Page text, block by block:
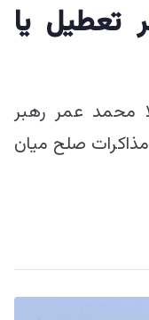
یا
محمد عمر رهبر
مذاکرات صلح میان